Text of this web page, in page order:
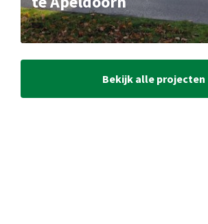
Bekijk alle projecten